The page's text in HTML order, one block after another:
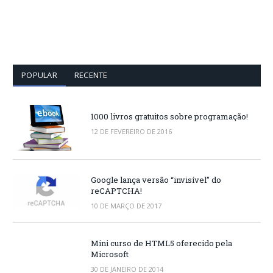
POPULAR RECENTE
1000 livros gratuitos sobre programação!
12 DE FEVEREIRO DE 2016
Google lança versão “invisível” do
reCAPTCHA!
10 DE MARÇO DE 2017
Mini curso de HTML5 oferecido pela
Microsoft
30 DE JANEIRO DE 2014